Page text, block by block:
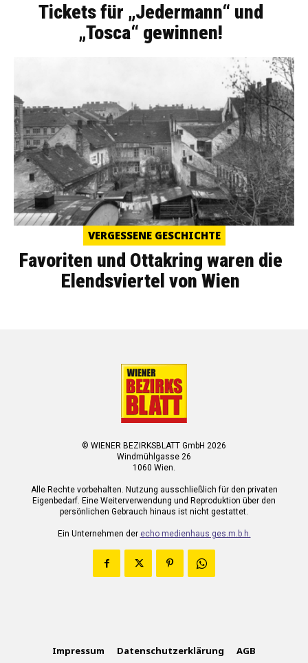
Tickets für „Jedermann“ und
„Tosca“ gewinnen!
VERGESSENE GESCHICHTE
Favoriten und Ottakring waren die
Elendsviertel von Wien
© WIENER BEZIRKSBLATT GmbH 2026
Windmühlgasse 26
1060 Wien.
Alle Rechte vorbehalten. Nutzung ausschließlich für den privaten
Eigenbedarf. Eine Weiterverwendung und Reproduktion über den
persönlichen Gebrauch hinaus ist nicht gestattet.
Ein Unternehmen der echo medienhaus ges.m.b.h.
Impressum Datenschutzerklärung AGB